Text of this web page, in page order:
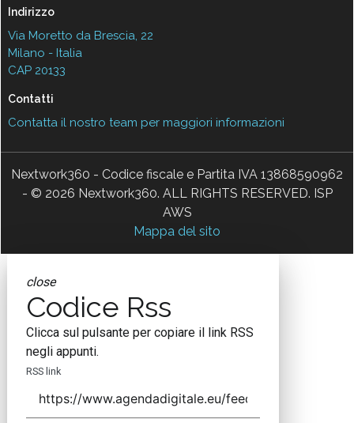
Indirizzo
Via Moretto da Brescia, 22
Milano - Italia
CAP 20133
Contatti
Contatta il nostro team per maggiori informazioni
Nextwork360 - Codice fiscale e Partita IVA 13868590962
- © 2026 Nextwork360. ALL RIGHTS RESERVED. ISP
AWS
Mappa del sito
close
Codice Rss
Clicca sul pulsante per copiare il link RSS
negli appunti.
RSS link